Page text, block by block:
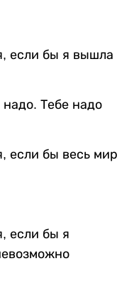
если бы я вышла
надо. Тебе надо
если бы весь мир
если бы я